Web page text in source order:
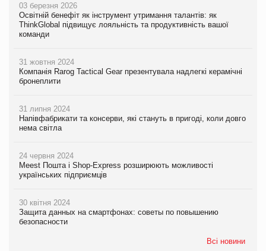
03 березня 2026
Освітній бенефіт як інструмент утримання талантів: як
ThinkGlobal підвищує лояльність та продуктивність вашої
команди
31 жовтня 2024
Компанія Rarog Tactical Gear презентувала надлегкі керамічні
бронеплити
31 липня 2024
Напівфабрикати та консерви, які стануть в пригоді, коли довго
нема світла
24 червня 2024
Meest Пошта і Shop-Express розширюють можливості
українських підприємців
30 квітня 2024
Защита данных на смартфонах: советы по повышению
безопасности
Всі новини